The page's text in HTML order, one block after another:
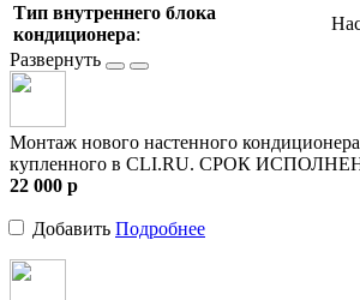
Тип внутреннего блока
кондиционера:
Монтаж нового настенного
купленного в CLI.RU. СРОК
22 000 p
Добавить Подробнее